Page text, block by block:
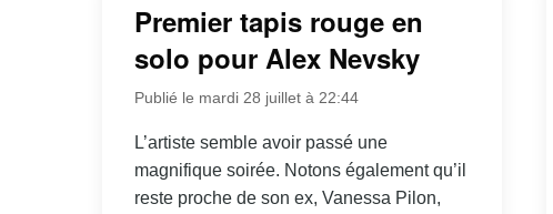
Premier tapis rouge en
solo pour Alex Nevsky
Publié le mardi 28 juillet à 22:44
L’artiste semble avoir passé une
magnifique soirée. Notons également qu’il
reste proche de son ex, Vanessa Pilon,